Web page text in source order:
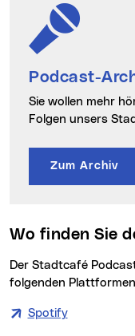
Podcast-
Sie wollen mehr hören? Hier geht es zu den vergangen
Folgen unsers
Zum Archiv
Wo finden Sie
Der Stadtcafé Podcast ist direkt auf dieser Seite und auf
folgenden
Spotify